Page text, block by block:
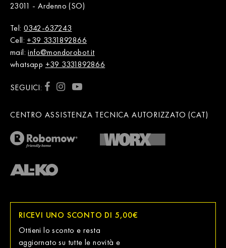
23011 - Ardenno (SO)
Tel: 0342-637243
Cell: +39 3331892866
mail:info@mondorobot.it
whatsapp +39 3331892866
SEGUICI:
CENTRO ASSISTENZA TECNICA AUTORIZZATO (CAT)
RICEVI UNO SCONTO DI 5,00€
Ottieni lo sconto e resta
aggiornato su tutte le novità e